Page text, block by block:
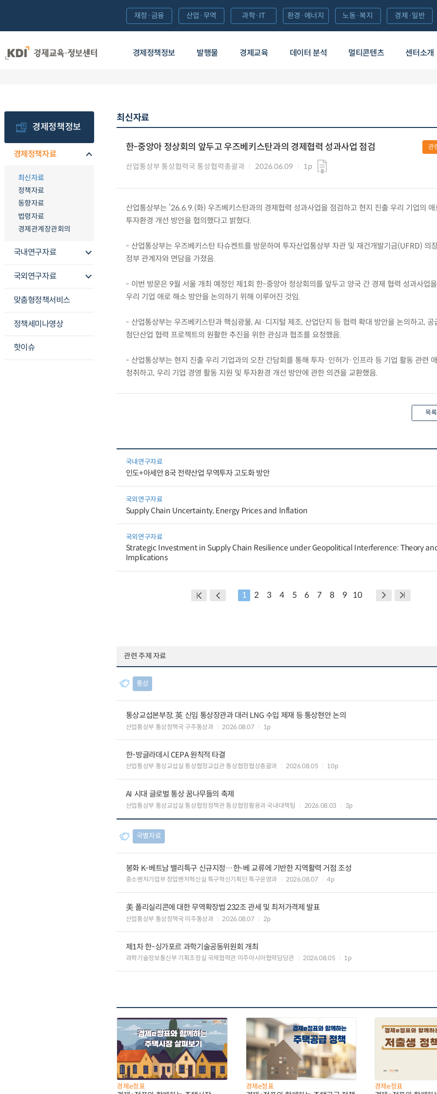
경제정책정보 발행물 경제교육 데이터 분석 멀티콘텐츠 센터소개
재정·금융 산업·무역 과학·IT 환경·에너지 노동·복지 경제·일반
경제정책정보
경제정책자료
최신자료
정책자료
동향자료
법령자료
경제관계장관회의
국내연구자료
국외연구자료
맞춤형정책서비스
정책세미나영상
핫이슈
최신자료
한-중앙아 정상회의 앞두고 우즈베키스탄과의 경제협력 성과사업 점검
산업통상부 통상협력국 통상협력총괄과 2026.06.09 1p
관
산업통상부는 ’26.6.9.(화) 우즈베키스탄과의 경제협력 성과사업을 점검하고 현지 진출 우리 기업의 애
투자환경 개선 방안을 협의했다고 밝혔다.
- 산업통상부는 우즈베키스탄 타슈켄트를 방문하여 투자산업통상부 차관 및 재건개발기금(UFRD) 의
정부 관계자와 면담을 가졌음.
- 이번 방문은 9월 서울 개최 예정인 제1회 한-중앙아 정상회의를 앞두고 양국 간 경제 협력 성과사업
우리 기업 애로 해소 방안을 논의하기 위해 이루어진 것임.
- 산업통상부는 우즈베키스탄과 핵심광물, AI·디지털 제조, 산업단지 등 협력 확대 방안을 논의하고, 공
첨단산업 협력 프로젝트의 원활한 추진을 위한 관심과 협조를 요청했음.
- 산업통상부는 현지 진출 우리 기업과의 오찬 간담회를 통해 투자·인허가·인프라 등 기업 활동 관련
청취하고, 우리 기업 경영 활동 지원 및 투자환경 개선 방안에 관한 의견을 교환했음.
목록
국내연구자료
인도+아세안 8국 전략산업 무역투자 고도화 방안
국외연구자료
Supply Chain Uncertainty, Energy Prices and Inflation
국외연구자료
Strategic Investment in Supply Chain Resilience under Geopolitical Interference: Theory
Implications
1 2 3 4 5 6 7 8 9 10
관련 주제 자료
통상
통상교섭본부장, 英 신임 통상장관과 대러 LNG 수입 제재 등 통상현안 논의
산업통상부 통상정책국 구주통상과 2026.08.07 1p
한-방글라데시 CEPA 원칙적 타결
산업통상부 통상교섭실 통상협정교섭관 통상협정협상총괄과 2026.08.05 10p
AI 시대 글로벌 통상 꿈나무들의 축제
산업통상부 통상교섭실 통상협정정책관 통상협정활용과 국내대책팀 2026.08.03 3p
국별자료
봉화 K-베트남 밸리특구 신규지정…한-베 교류에 기반한 지역활력 거점 조성
중소벤처기업부 창업벤처혁신실 특구혁신기획단 특구운영과 2026.08.07 4p
美 폴리실리콘에 대한 무역확장법 232조 관세 및 최저가격제 발표
산업통상부 통상정책국 미주통상과 2026.08.07 2p
제1차 한-싱가포르 과학기술공동위원회 개최
과학기술정보통신부 기획조정실 국제협력관 미주아시아협력담당관 2026.08.05 1p
경제e정표 경제e정표 경제e정표